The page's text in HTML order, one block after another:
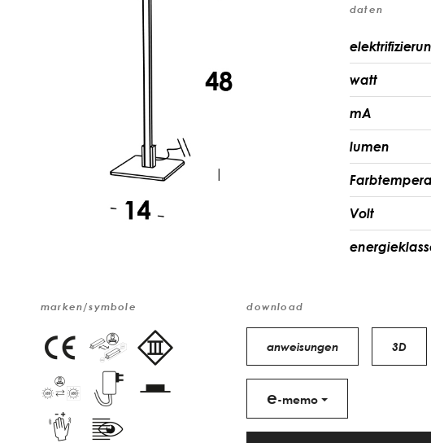
daten
watt
mA
lumen
Volt
marken/symbole download
anweisungen 3D
e-memo